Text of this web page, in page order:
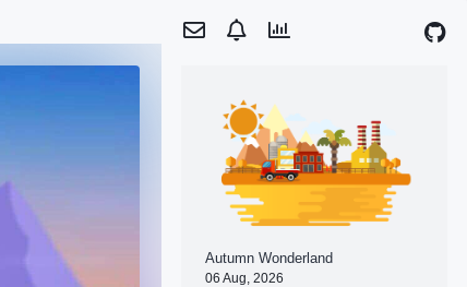
Autumn Wonderland
06 Aug, 2026